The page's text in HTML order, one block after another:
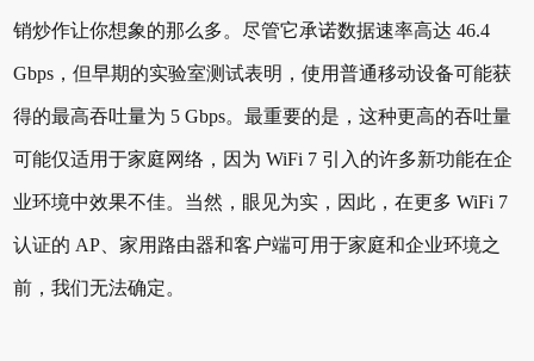
销炒作让你想象的那么多。尽管它承诺数据速率高达 46.4
Gbps，但早期的实验室测试表明，使用普通移动设备可能获
得的最高吞吐量为 5 Gbps。最重要的是，这种更高的吞吐量
可能仅适用于家庭网络，因为 WiFi 7 引入的许多新功能在企
业环境中效果不佳。当然，眼见为实，因此，在更多 WiFi 7
认证的 AP、家用路由器和客户端可用于家庭和企业环境之
前，我们无法确定。